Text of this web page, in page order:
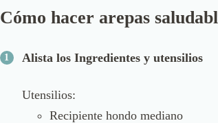
Cómo hacer arepas
Alista los Ingredientes y utensilios
Utensilios:
Recipiente hondo mediano